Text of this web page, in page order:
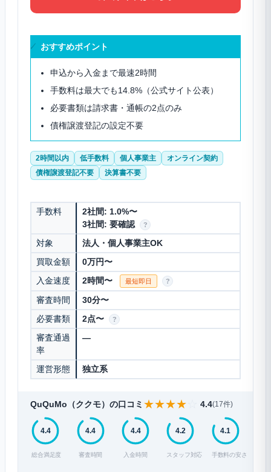
おすすめポイント
申込から入金まで最速2時間
手数料は最大でも14.8%（公式サイト公表）
必要書類は請求書・通帳の2点のみ
債権譲渡登記の設定不要
2時間以内 低手数料 個人事業主
オンライン契約
債権譲渡登記不要
決算書不要
手数料
2社間: 1.0%〜
3社間: 要確認
?
対象
法人・個人事業主OK
買取金額
0万円〜
入金速度
2時間〜 最短即日 ?
審査時間
30分〜
必要書類
2点〜 ?
審査通過
率
—
運営形態 独立系
QuQuMo（ククモ）の口コミ ★★★★ 4.4(17件)
4.4
総合満足度
4.4
審査時間
4.4
入金時間
4.2
スタッフ対応
4.1
手数料の安さ